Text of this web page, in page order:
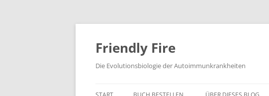
Zum
springen
Friendly Fire
Die Evolutionsbiologie der Autoimmunkrankheiten